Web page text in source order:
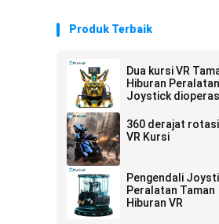
Produk Terbaik
Dua kursi VR
Hiburan Peralatan
Joystick
360 derajat rotasi
VR Kursi
Pengendali
Peralatan Taman
Hiburan VR